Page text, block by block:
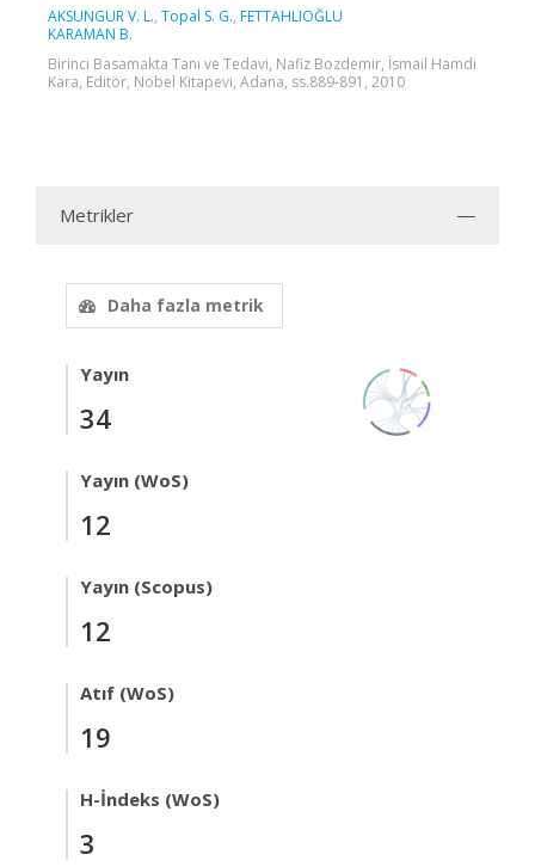
AKSUNGUR V. L., Topal S. G., FETTAHLIOĞLU
KARAMAN B.
Birinci Basamakta Tanı ve Tedavi, Nafiz Bozdemir, İsmail Hamdi
Kara, Editör, Nobel Kitapevi, Adana, ss.889-891, 2010
Metrikler
Daha fazla metrik
Yayın
34
Yayın (WoS)
12
Yayın (Scopus)
12
Atıf (WoS)
19
H-İndeks (WoS)
3